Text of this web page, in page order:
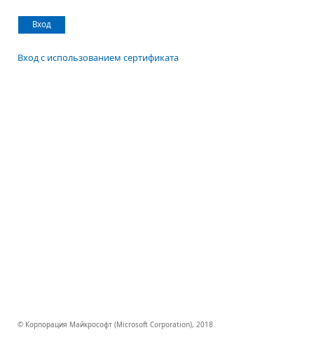
Вход
Вход с использованием сертификата
© Корпорация Майкрософт (Microsoft Corporation), 2018